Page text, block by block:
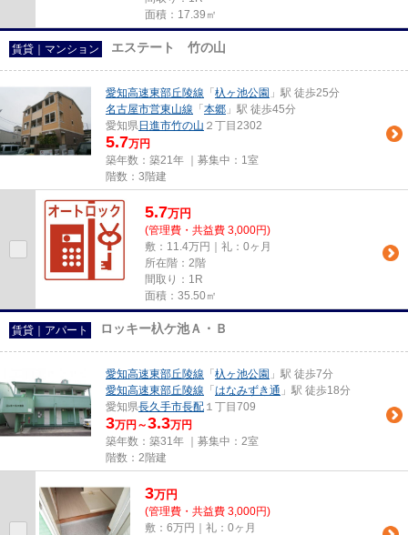
面積：17.39㎡
賃貸｜マンション エステート 竹の山
愛知高速東部丘陵線 「 杁ヶ池公園 」駅 徒歩25分
名古屋市営東山線 「 本郷 」駅 徒歩45分
愛知県日進市竹の山 ２丁目2302
5.7万円
築年数：築21年 ｜募集中： 1室
階数：3階建
5.7万円
(管理費・共益費 3,000円)
敷：11.4万円｜礼：0ヶ月
所在階：2階
間取り：1R
面積：35.50㎡
賃貸｜アパート ロッキー杁ケ池Ａ・Ｂ
愛知高速東部丘陵線 「 杁ヶ池公園 」駅 徒歩7分
愛知高速東部丘陵線 「 はなみずき通 」駅 徒歩18分
愛知県長久手市長配 １丁目709
3万円～3.3万円
築年数：築31年 ｜募集中： 2室
階数：2階建
3万円
(管理費・共益費 3,000円)
敷：6万円｜礼：0ヶ月